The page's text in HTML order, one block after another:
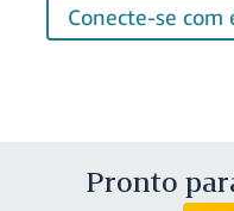
Conecte-se com
Pronto